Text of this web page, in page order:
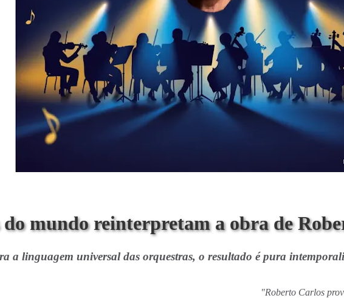
do mundo reinterpretam a obra de
a linguagem universal das orquestras, o resultado é pura
"Roberto Carlos